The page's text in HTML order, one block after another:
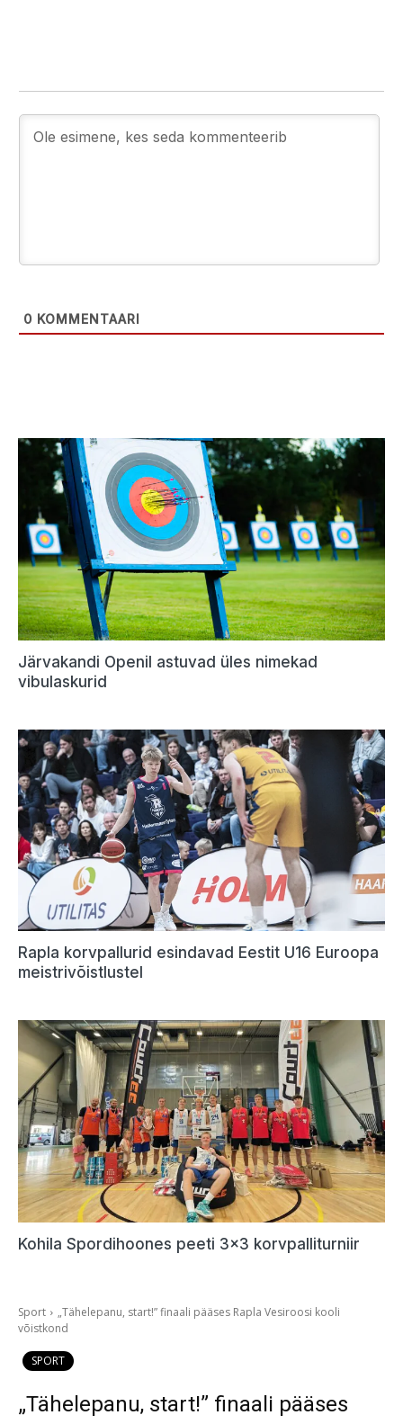
0 KOMMENTAARI
Järvakandi Openil astuvad üles nimekad
vibulaskurid
Rapla korvpallurid esindavad Eestit U16 Euroopa
meistrivõistlustel
Kohila Spordihoones peeti 3×3 korvpalliturniir